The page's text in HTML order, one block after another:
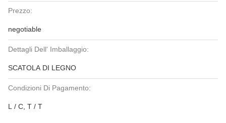
Prezzo:
negotiable
Dettagli Dell' Imballaggio:
SCATOLA DI LEGNO
Condizioni Di Pagamento:
L / C, T / T